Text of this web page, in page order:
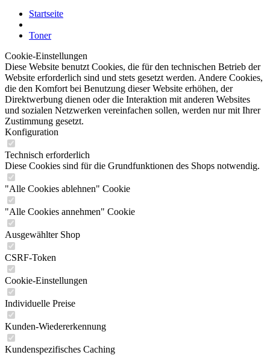
Startseite
Toner
Cookie-Einstellungen
Diese Website benutzt Cookies, die für den technischen Betrieb der
Website erforderlich sind und stets gesetzt werden. Andere Cookies,
die den Komfort bei Benutzung dieser Website erhöhen, der
Direktwerbung dienen oder die Interaktion mit anderen Websites
und sozialen Netzwerken vereinfachen sollen, werden nur mit Ihrer
Zustimmung gesetzt.
Konfiguration
Technisch erforderlich
Diese Cookies sind für die Grundfunktionen des Shops notwendig.
"Alle Cookies ablehnen" Cookie
"Alle Cookies annehmen" Cookie
Ausgewählter Shop
CSRF-Token
Cookie-Einstellungen
Individuelle Preise
Kunden-Wiedererkennung
Kundenspezifisches Caching